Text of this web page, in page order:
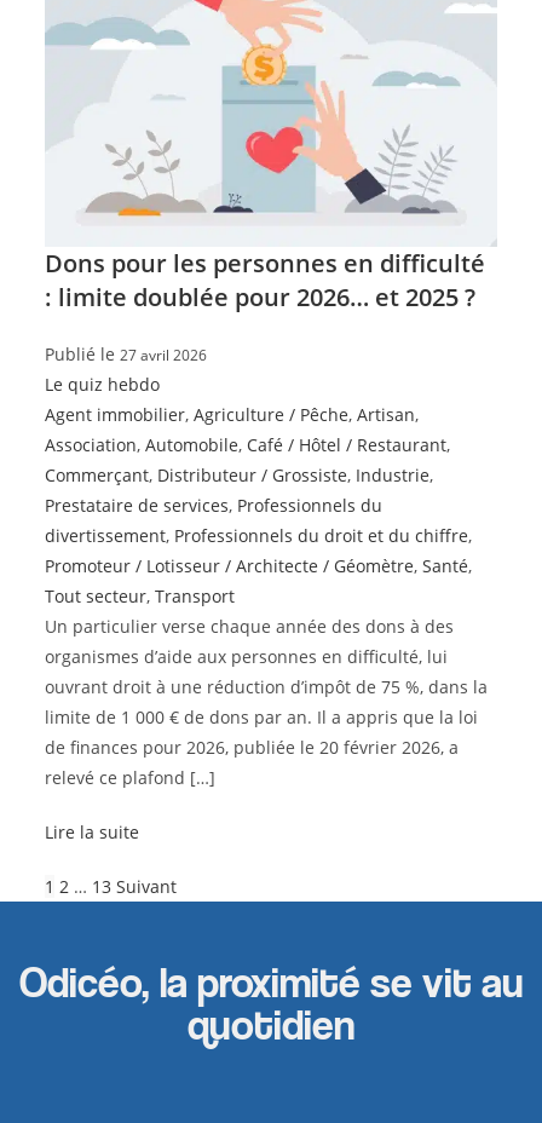
Dons pour les personnes en difficulté
: limite doublée pour 2026… et 2025 ?
Publié le 27 avril 2026
Le quiz hebdo
Agent immobilier,Agriculture / Pêche,Artisan,
Association,Automobile, Café / Hôtel / Restaurant,
Commerçant, Distributeur / Grossiste, Industrie,
Prestataire de services, Professionnels du
divertissement, Professionnels du droit et du chiffre,
Promoteur / Lotisseur / Architecte / Géomètre,Santé,
Tout secteur,Transport
Un particulier verse chaque année des dons à des
organismes d’aide aux personnes en difficulté, lui
ouvrant droit à une réduction d’impôt de 75 %, dans la
limite de 1 000 € de dons par an. Il a appris que la loi
de finances pour 2026, publiée le 20 février 2026, a
relevé ce plafond […]
Lire la suite
1 2 … 13 Suivant
Odicéo, la proximité se vit au
quotidien